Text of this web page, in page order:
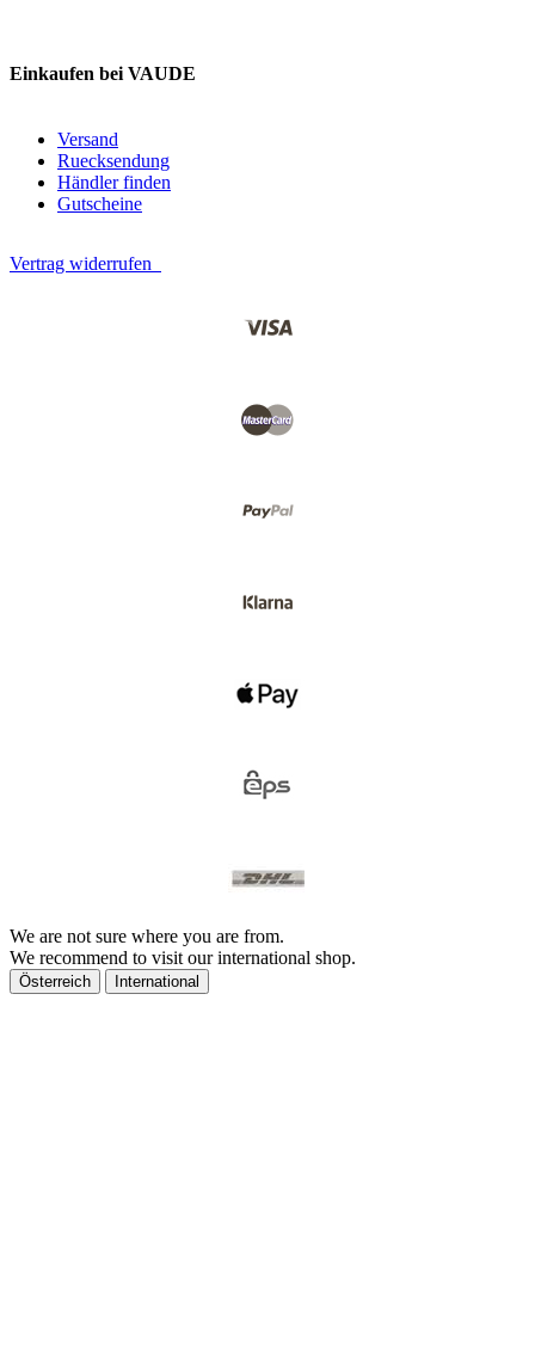
Einkaufen bei VAUDE
Versand
Ruecksendung
Händler finden
Gutscheine
Vertrag widerrufen
We are not sure where you are from.
We recommend to visit our international shop.
Österreich International